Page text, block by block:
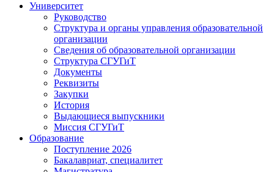
Университет
Руководство
Структура и органы управления образовательной
организации
Сведения об образовательной организации
Структура СГУГиТ
Документы
Реквизиты
Закупки
История
Выдающиеся выпускники
Миссия СГУГиТ
Образование
Поступление 2026
Бакалавриат, специалитет